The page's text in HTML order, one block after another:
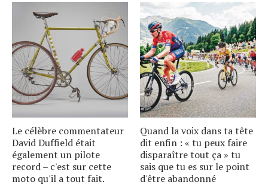
Le célèbre commentateur
David Duffield était
également un pilote
record – c'est sur cette
moto qu'il a tout fait.
Quand la voix dans ta tête
dit enfin : « tu peux faire
disparaître tout ça » tu
sais que tu es sur le point
d'être abandonné